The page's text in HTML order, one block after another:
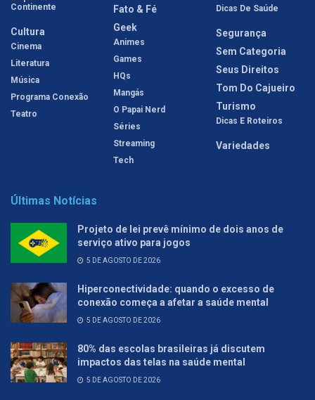
Continente
Cultura
Cinema
Literatura
Música
Programa Conexão
Teatro
Fato & Fé
Geek
Animes
Games
HQs
Mangás
O Papai Nerd
Séries
Streaming
Tech
Dicas De Saúde
Segurança
Sem Categoria
Seus Direitos
Tom Do Cajueiro
Turismo
Dicas E Roteiros
Variedades
Últimas Notícias
Projeto de lei prevê mínimo de dois anos de
serviço ativo para jogos
5 DE AGOSTO DE 2026
Hiperconectividade: quando o excesso de
conexão começa a afetar a saúde mental
5 DE AGOSTO DE 2026
80% das escolas brasileiras já discutem
impactos das telas na saúde mental
5 DE AGOSTO DE 2026